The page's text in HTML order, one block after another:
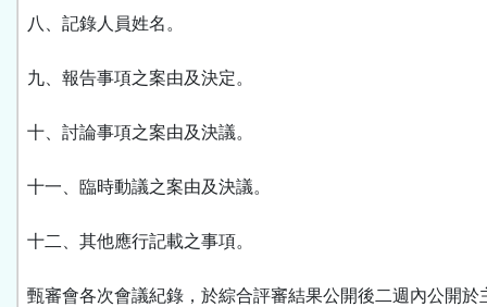
八、記錄人員姓名。
九、報告事項之案由及決定。
十、討論事項之案由及決議。
十一、臨時動議之案由及決議。
十二、其他應行記載之事項。
甄審會各次會議紀錄，於綜合評審結果公開後二週內公開於